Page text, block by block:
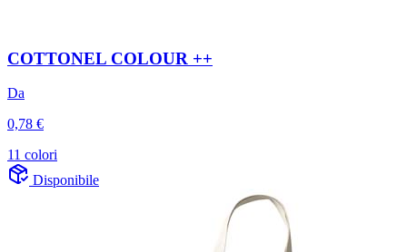
COTTONEL COLOUR ++
Da
0,78 €
11 colori
Disponibile